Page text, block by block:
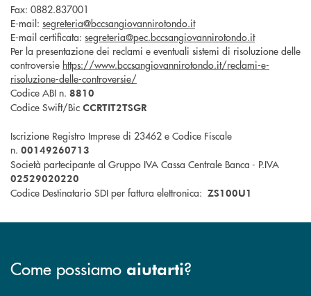
Fax: 0882.837001
E-mail: segreteria@bccsangiovannirotondo.it
E-mail certificata: segreteria@pec.bccsangiovannirotondo.it
Per la presentazione dei reclami e eventuali sistemi di risoluzione delle
controversie https://www.bccsangiovannirotondo.it/reclami-e-
risoluzione-delle-controversie/
Codice ABI n. 8810
Codice Swift/Bic CCRTIT2TSGR
Iscrizione Registro Imprese di 23462 e Codice Fiscale
n. 00149260713
Società partecipante al Gruppo IVA Cassa Centrale Banca - P.IVA
02529020220
Codice Destinatario SDI per fattura elettronica: ZS100U1
Come possiamo aiutarti?